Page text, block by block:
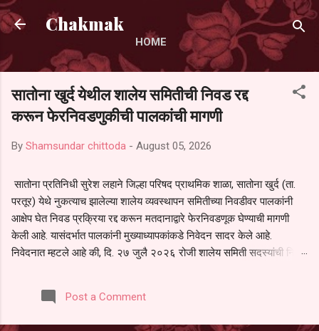
Skip to main content
Chakmak
HOME
सातोना खुर्द येथील शालेय समितीची निवड रद्द
करून फेरनिवडणुकीची पालकांची मागणी
By Shamsundar chittoda - August 05, 2026
सातोना प्रतिनिधी सुरेश लहाने जिल्हा परिषद प्राथमिक शाळा, सातोना खुर्द (ता.
परतूर) येथे नुकत्याच झालेल्या शालेय व्यवस्थापन समितीच्या निवडीवर पालकांनी
आक्षेप घेत निवड प्रक्रिया रद्द करून मतदानाद्वारे फेरनिवडणूक घेण्याची मागणी
केली आहे. यासंदर्भात पालकांनी मुख्याध्यापकांकडे निवेदन सादर केले आहे.
निवेदनात म्हटले आहे की, दि. २७ जुलै २०२६ रोजी शालेय समिती सदस्यांची निवड
पालकांना देण्यात आली नसल्याने मोठ्या संख्येने पालक बैठकीस उपस्थित राहू शकले
नाहीत. तसेच सर्व पालकांना विश्वासात न घेता निवड प्रक्रिया पूर्ण करण्यात
Post a Comment